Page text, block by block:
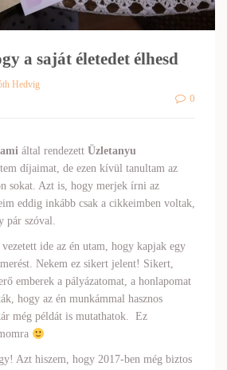
a saját életedet élhesd
Hedvig
0
által rendezett Üzletanyu
díjaimat, de ezen kívül tanultam az
sokat. Azt is, hogy merjek írni az
eddig inkább csak a cikkeimben voltak,
pár szóval.
ide az én utam, hogy kapjak egy
Nekem ez sikert jelent! Sikert,
emberek a pályázatomat, a honlapomat
hogy az én munkámmal hasznos
még példát is mutathatok. Ez
Azt hiszem, hogy 2017-ben még biztos